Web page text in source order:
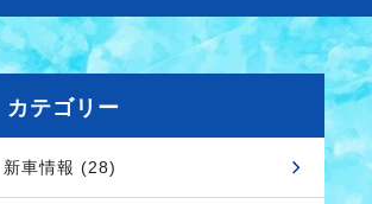
カテゴリー
新車情報 (28)